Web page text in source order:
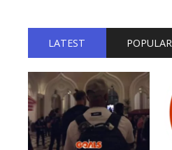
LATEST POPULAR